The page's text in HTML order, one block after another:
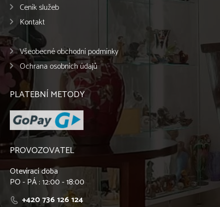
Ceník služeb
Kontakt
Všeobecné obchodní podmínky
Ochrana osobních údajů
PLATEBNÍ METODY
PROVOZOVATEL
Otevírací doba
PO - PÁ : 12:00 - 18:00
+420 736 126 124